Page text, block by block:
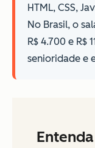
HTML, CSS,
No Brasil, o
R$ 4.700 e R$
senioridade e